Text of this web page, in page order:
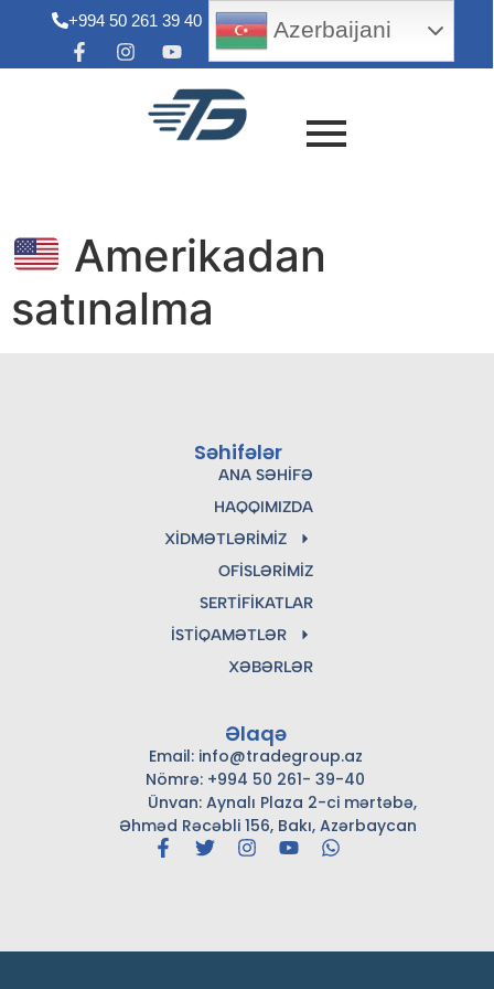
+994 50 261 39 40 info@tradegroup.az
Amerikadan
satınalma
Səhifələr
ANA SƏHIFƏ
HAQQIMIZDA
XIDMƏTLƏRIMIZ
OFISLƏRIMIZ
SERTIFIKATLAR
İSTIQAMƏTLƏR
XƏBƏRLƏR
Əlaqə
Email: info@tradegroup.az
Nömrə: +994 50 261- 39-40
Ünvan: Aynalı Plaza 2-ci mərtəbə,
Əhməd Rəcəbli 156, Bakı, Azərbaycan
Azerbaijani